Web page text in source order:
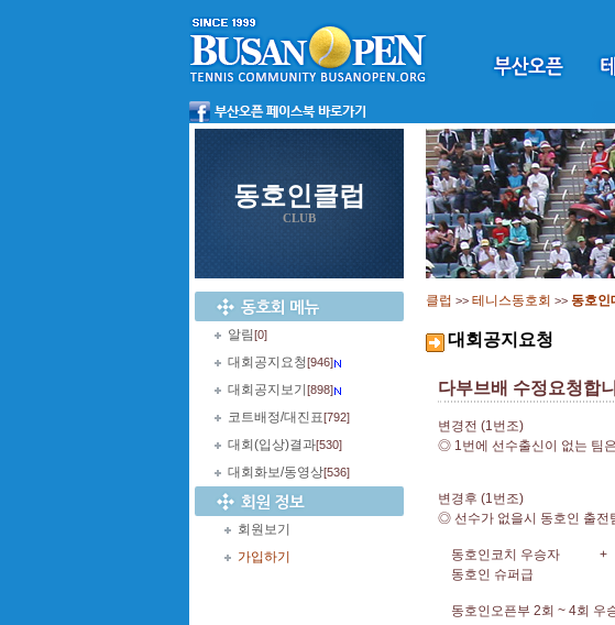
동호인클럽
CLUB
알림[0]
대회공지요청[946]
대회공지보기 [898]
코트배정/대진표[792]
대회(입상)결과[530]
대회화보/동영상[536]
회원보기
가입하기
클럽 >> 테니스동호회 >> 동호인
대회공지요청
다부브배 수정요청합
변경전 (1번조)
◎ 1번에 선수출신이 없는 팀
변경후 (1번조)
◎ 선수가 없을시 동호인 출전
동호인코치 우승자 + 신
동호인 슈퍼급
동호인오픈부 2회 ~ 4회 우